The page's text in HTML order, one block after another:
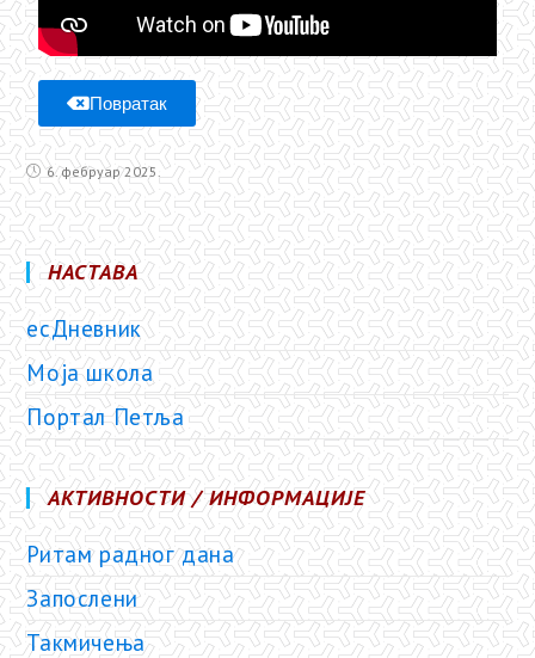
Повратак
6. фебруар 2025.
НАСТАВА
есДневник
Моја школа
Портал Петља
АКТИВНОСТИ / ИНФОРМАЦИЈЕ
Ритам радног дана
Запослени
Такмичења